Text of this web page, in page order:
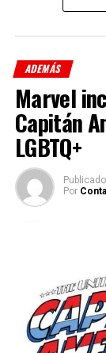
“El Gobierno
Ómnibus,
las industrias
patrimonio
fragmentos
ADEMÁS
Marvel
Capitán
LGBTQ+
Publicado
Por